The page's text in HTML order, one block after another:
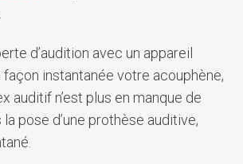
d’audition avec un appareil
instantanée votre acouphène,
auditif n’est plus en manque de
pose d’une prothèse auditive,